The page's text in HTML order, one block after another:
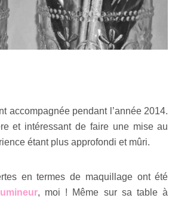
accompagnée pendant l’année 2014.
et intéressant de faire une mise au
étant plus approfondi et mûri.
en termes de maquillage ont été
, moi ! Même sur sa table à